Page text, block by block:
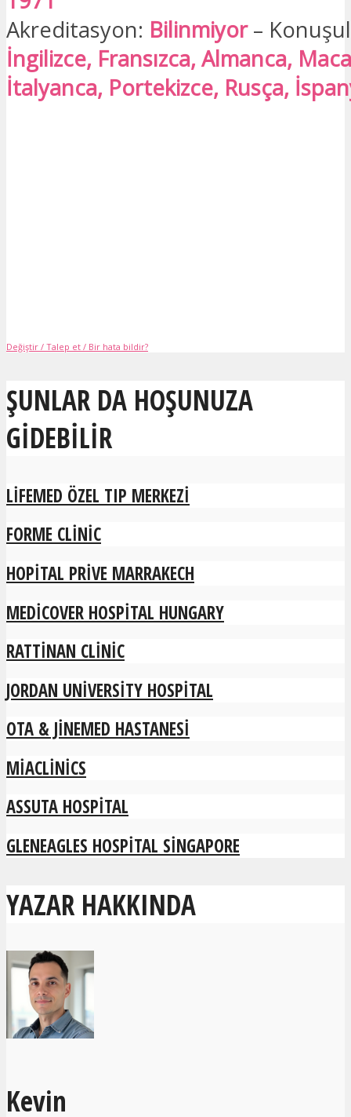
Akreditasyon: Bilinmiyor–
İngilizce, Fransızca, Almanca,
İtalyanca, Portekizce, Rusça,
Değiştir / Talep et / Bir hata bildir?
ŞUNLAR DA HOŞUNUZA
GIDEBILIR
LIFEMED ÖZEL TIP MERKEZI
FORME CLINIC
HOPITAL PRIVE MARRAKECH
MEDICOVER HOSPITAL HUNGARY
RATTINAN CLINIC
JORDAN UNIVERSITY HOSPITAL
OTA & JINEMED HASTANESI
MIACLINICS
ASSUTA HOSPITAL
GLENEAGLES HOSPITAL SINGAPORE
YAZAR HAKKINDA
Kevin